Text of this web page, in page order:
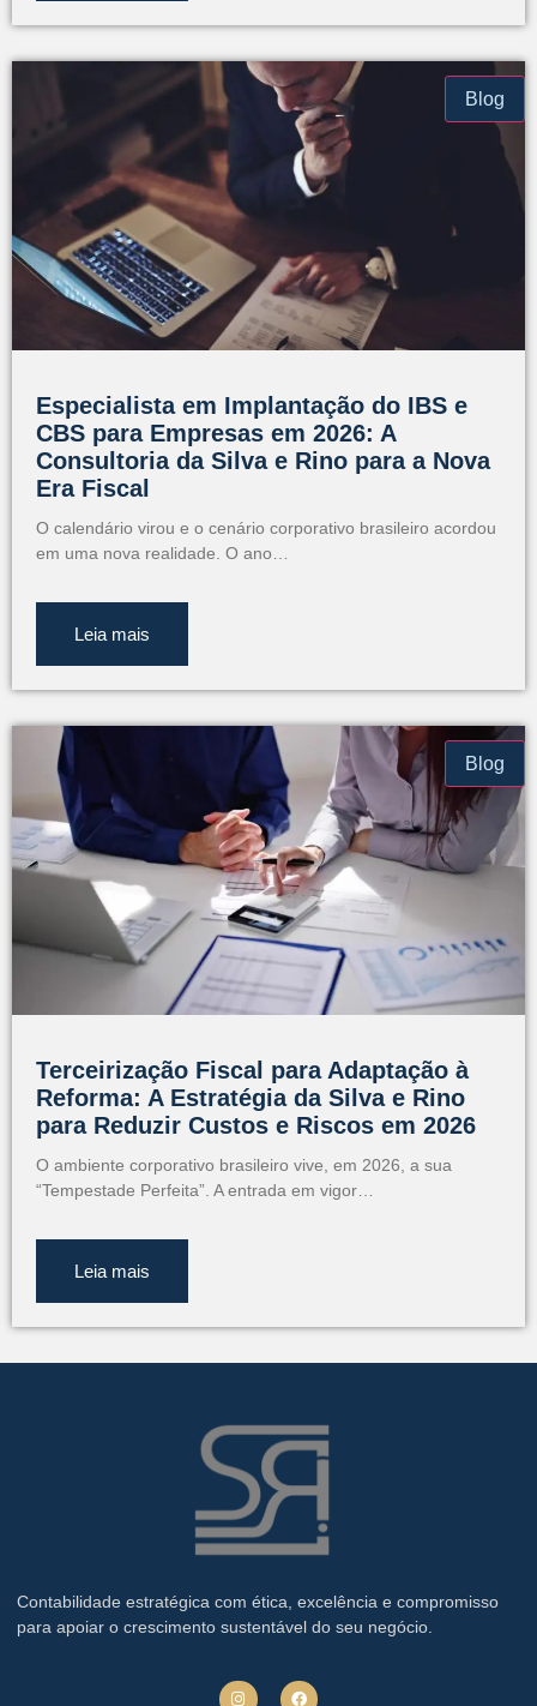
Blog
Especialista em Implantação do IBS e
CBS para Empresas em 2026: A
Consultoria da Silva e Rino para a Nova
Era Fiscal
O calendário virou e o cenário corporativo brasileiro acordou
em uma nova realidade. O ano…
Leia mais
Blog
Terceirização Fiscal para Adaptação à
Reforma: A Estratégia da Silva e Rino
para Reduzir Custos e Riscos em 2026
O ambiente corporativo brasileiro vive, em 2026, a sua
“Tempestade Perfeita”. A entrada em vigor…
Leia mais
Contabilidade estratégica com ética, excelência e compromisso
para apoiar o crescimento sustentável do seu negócio.